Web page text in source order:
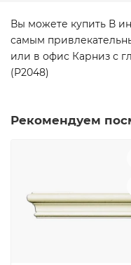
Вы можете купить В
самым
или в офис Карниз с
(P2048)
Рекомендуем